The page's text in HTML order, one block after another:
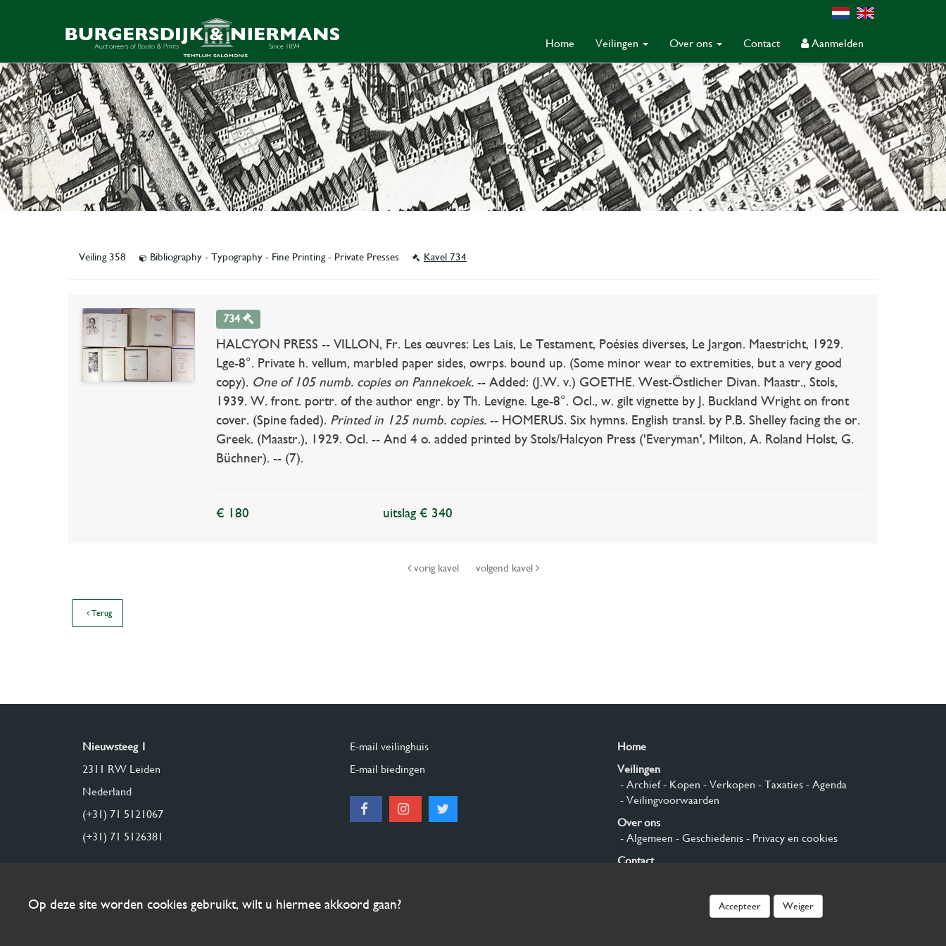
Home Veilingen Over ons Contact Aanmelden
Veiling 358 Bibliography - Typography - Fine Printing - Private Presses Kavel 734
734
HALCYON PRESS -- VILLON, Fr. Les œuvres: Les Lais, Le Testament, Poésies diverses, Le Jargon. Maestricht, 1929.
Lge-8°. Private h. vellum, marbled paper sides, owrps. bound up. (Some minor wear to extremities, but a very good
copy). One of 105 numb. copies on Pannekoek. -- Added: (J.W. v.) GOETHE. West-Östlicher Divan. Maastr., Stols,
1939. W. front. portr. of the author engr. by Th. Levigne. Lge-8°. Ocl., w. gilt vignette by J. Buckland Wright on front
cover. (Spine faded). Printed in 125 numb. copies. -- HOMERUS. Six hymns. English transl. by P.B. Shelley facing the or.
Greek. (Maastr.), 1929. Ocl. -- And 4 o. added printed by Stols/Halcyon Press ('Everyman', Milton, A. Roland Holst, G.
Büchner). -- (7).
€ 180 uitslag € 340
vorig kavel volgend kavel
Terug
Nieuwsteeg 1
2311 RW Leiden
Nederland
(+31) 71 5121067
(+31) 71 5126381
E-mail veilinghuis
E-mail biedingen
Home
Veilingen
- Archief- Kopen - Verkopen - Taxaties- Agenda
- Veilingvoorwaarden
Over ons
- Algemeen - Geschiedenis- Privacy en cookies
Contact
Op deze site worden cookies gebruikt, wilt u hiermee akkoord gaan? Accepteer Weiger